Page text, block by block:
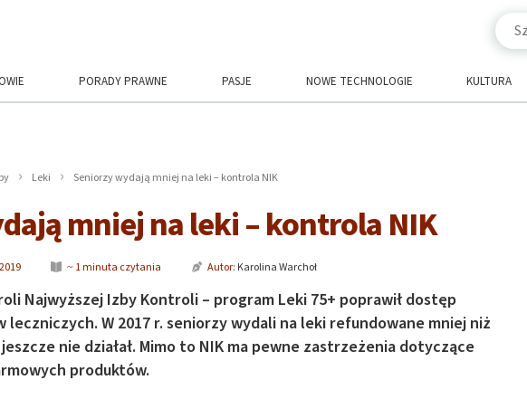
PORADY PRAWNE PASJE NOWE TECHNOLOGIE KULTURA
Leki Seniorzy wydają mniej na leki – kontrola NIK
mniej na leki – kontrola NIK
~ 1 minuta czytania Autor: Karolina Warchoł
Najwyższej Izby Kontroli – program Leki 75+ poprawił dostęp
W 2017 r. seniorzy wydali na leki refundowane mniej niż
nie działał. Mimo to NIK ma pewne zastrzeżenia dotyczące
produktów.